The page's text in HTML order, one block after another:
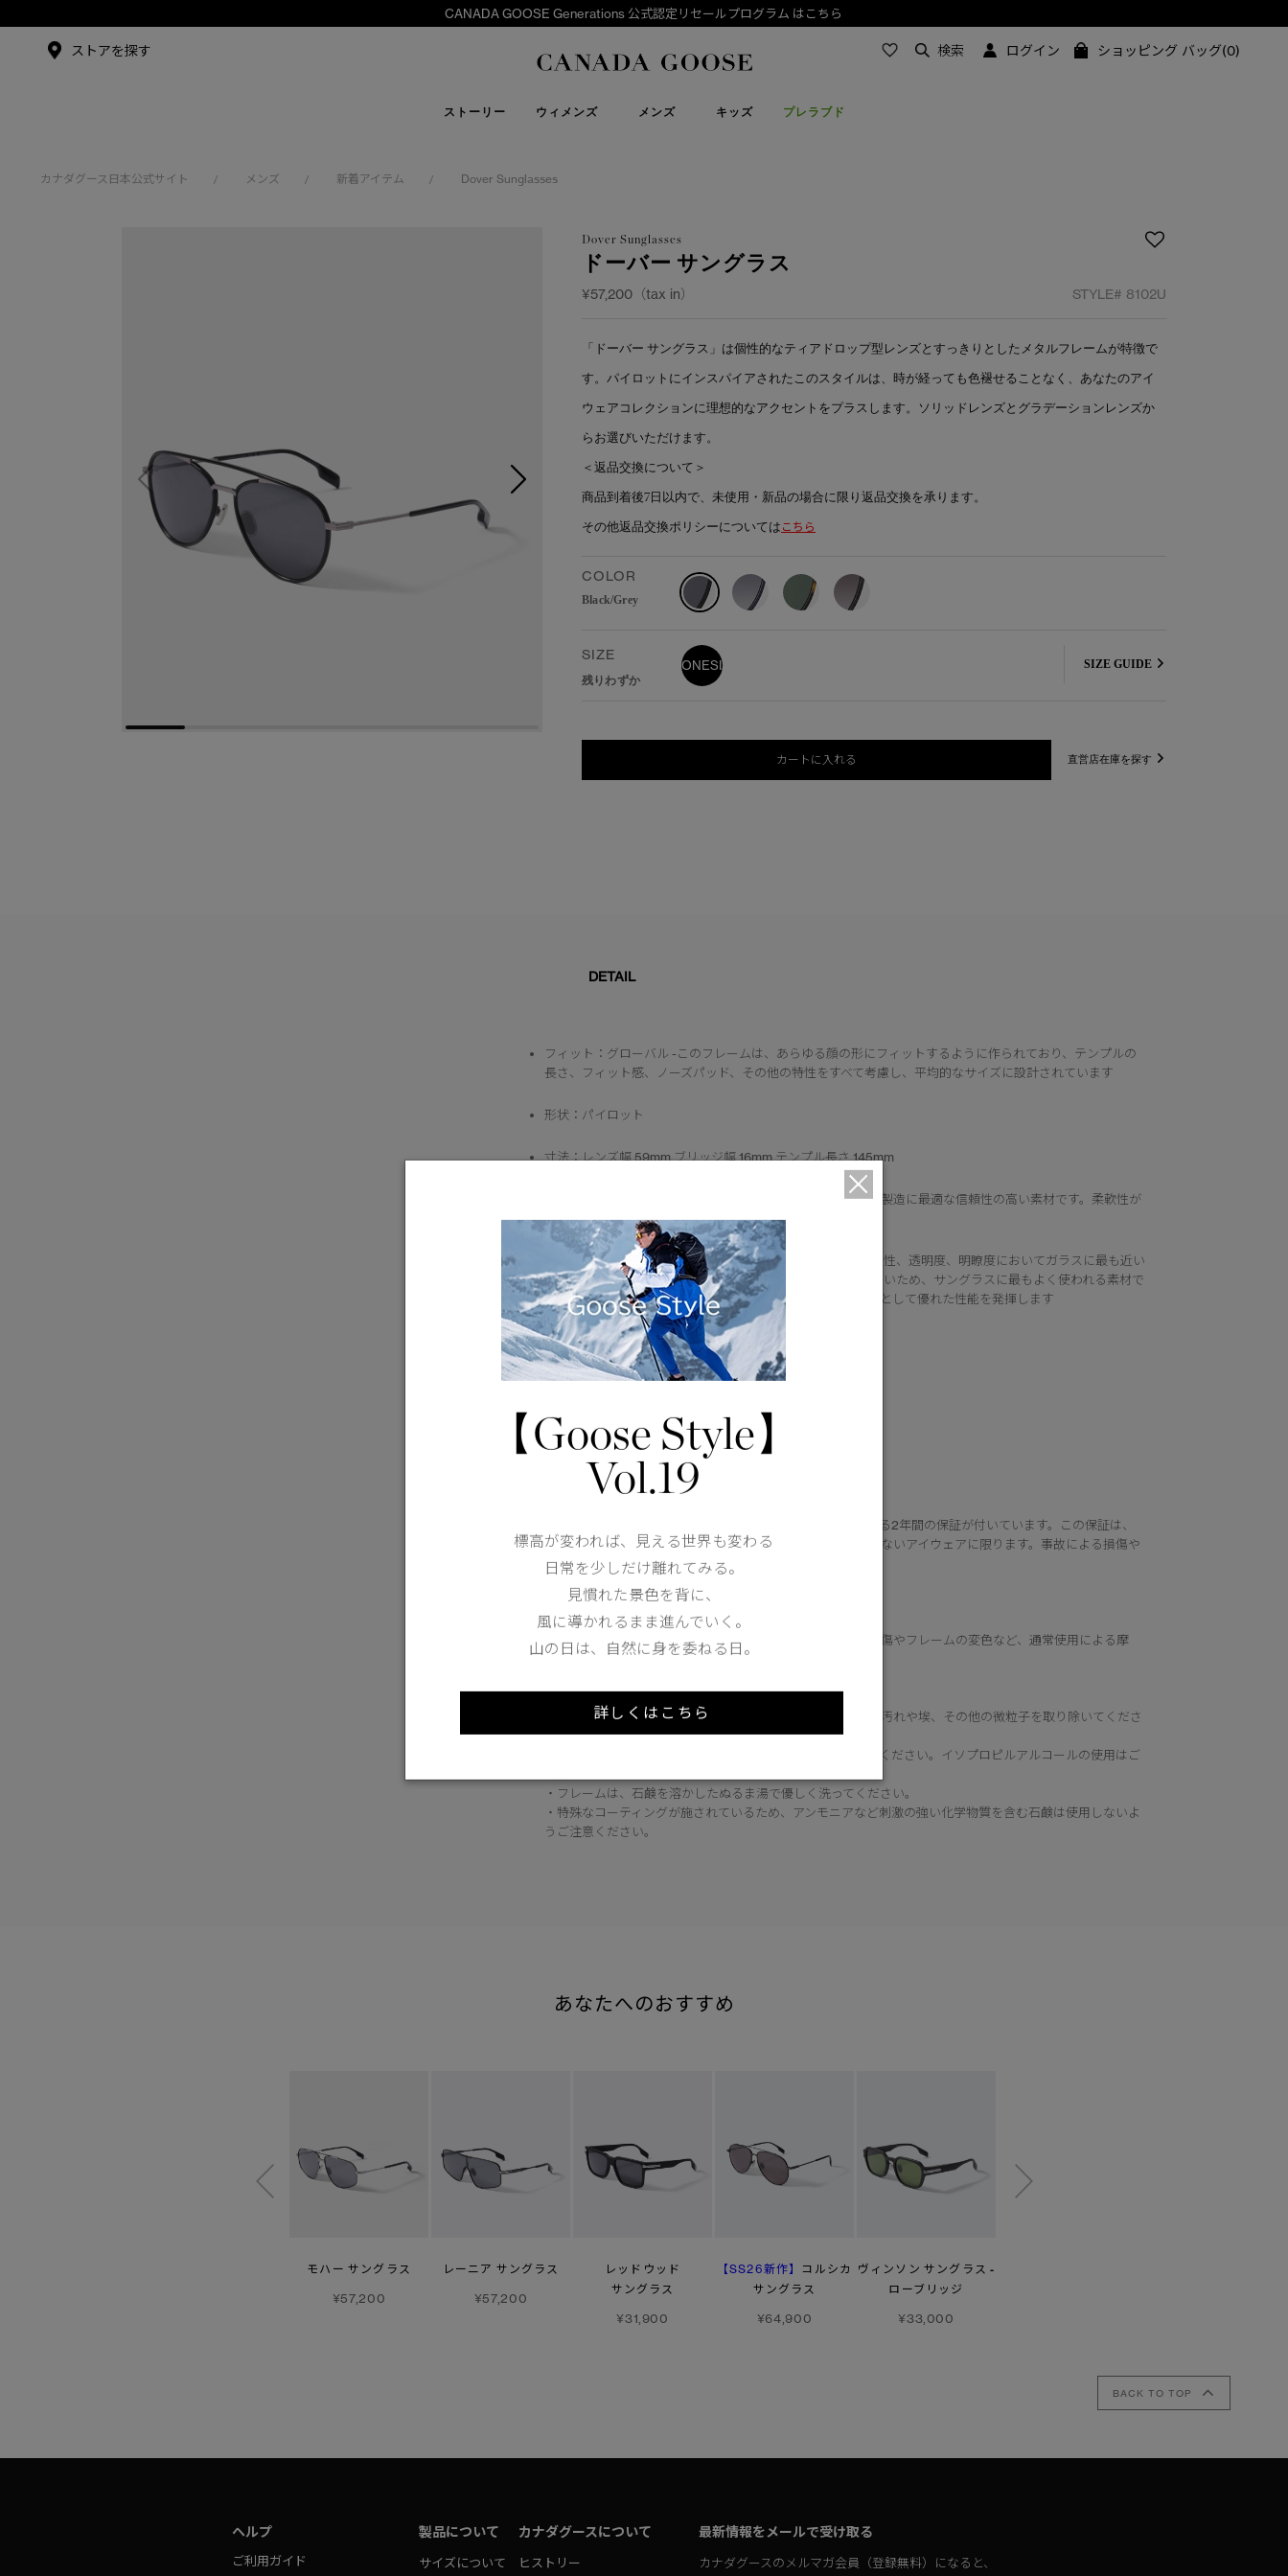
CANADA GOOSE Generations 公式認定リセールプログラム はこちら
Canada Goose
ストーリー
アンバサダー
ウィメンズ メンズ キッズ プレラブド
下取り申請
ストアを探す 検索 ログイン ショッピング バッグ(0)
カナダグース日本公式サイト / メンズ / 新着アイテム / Dover Sunglasses
Dover Sunglasses
ドーバー サングラス
¥57,200（tax in） STYLE# 8102U
「ドーバー サングラス」は個性的なティアドロップ型レンズとすっきりとしたメタルフレームが特徴で
す。パイロットにインスパイアされたこのスタイルは、時が経っても色褪せることなく、あなたのアイ
ウェアコレクションに理想的なアクセントをプラスします。ソリッドレンズとグラデーションレンズか
らお選びいただけます。
＜返品交換について＞
商品到着後7日以内で、未使用・新品の場合に限り返品交換を承ります。
その他返品交換ポリシーについては こちら
COLOR
Black/Grey
SIZE
残りわずか
ONESIZE SIZE GUIDE
カートに入れる 直営店在庫を探す
DETAIL
フィット：グローバル -このフレームは、あらゆる顔の形にフィットするように作られており、テンプルの
長さ、フィット感、ノーズパッド、その他の特性をすべて考慮し、平均的なサイズに設計されています
形状：パイロット
寸法：レンズ幅 59mm ブリッジ幅 16mm テンプル長さ 145mm
フレームの素材：チタンは最も軽量で耐久性に優れ、眼鏡の製造に最適な信頼性の高い素材です。柔軟性が
あり、衝撃に強く、生体適合性も兼ね備えています
レンズの素材： 有機樹脂（ポリマーとも呼ばれる）は、透過性、透明度、明瞭度においてガラスに最も近い
とされています。ガラスより50％ほど軽く、光学的品質も高いため、サングラスに最もよく使われる素材で
す。また、高い耐衝撃性により耐久性に優れ、度付きレンズとして優れた性能を発揮します
度付きレンズ対応
調整可能なノーズパッド
ロゴが刻印されたフラットなテンプル
仕様が変更する場合がございます。
カナダグースのアイウェアには、最高水準の職人技を保証する2年間の保証が付いています。この保証は、
製造上の欠陥に対して適用され、オリジナルで改造されていないアイウェアに限ります。事故による損傷や
レンズの傷、摩耗や誤用には適用されません。
職人技や素材における欠陥。
保証対象外：
衝撃や過度の力による破損などの事故による損傷。レンズの傷やフレームの変色など、通常使用による摩
耗。
・レンズに傷をつけないよう、マイクロファイバークロスで汚れや埃、その他の微粒子を取り除いてくださ
い。
・レンズ専用のクリーナーで拭き、跡が残らないようにしてください。イソプロピルアルコールの使用はご
・フレームは、石鹸を溶かしたぬるま湯で優しく洗ってください。
・特殊なコーティングが施されているため、アンモニアなど刺激の強い化学物質を含む石鹸は使用しないよ
うご注意ください。
あなたへのおすすめ
モハー サングラス
¥57,200
レーニア サングラス
¥57,200
レッドウッド
サングラス
¥31,900
【SS26新作】
コルシカ
サングラス
¥64,900
ヴィンソン サングラス -
ローブリッジ
¥33,000
BACK TO TOP
ヘルプ
ご利用ガイド
製品について
サイズについて
カナダグースについて
ヒストリー
最新情報をメールで受け取る
カナダグースのメルマガ会員（登録無料）になると、
【Goose Style】
Vol.19
標高が変われば、見える世界も変わる
日常を少しだけ離れてみる。
見慣れた景色を背に、
風に導かれるまま進んでいく。
山の日は、自然に身を委ねる日。
詳しくはこちら